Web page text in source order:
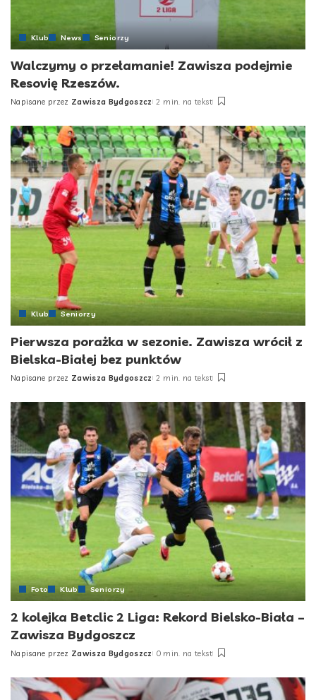
Klub News Seniorzy
Walczymy o przełamanie! Zawisza podejmie
Resovię Rzeszów.
Posted
Napisane przez Zawisza Bydgoszcz 2 min. na tekst
Klub Seniorzy
Pierwsza porażka w sezonie. Zawisza wrócił z
Bielska-Białej bez punktów
Posted
Napisane przez Zawisza Bydgoszcz 2 min. na tekst
Foto Klub Seniorzy
2 kolejka Betclic 2 Liga: Rekord Bielsko-Biała –
Zawisza Bydgoszcz
Posted
Napisane przez Zawisza Bydgoszcz 0 min. na tekst